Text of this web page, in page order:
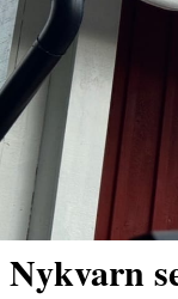
Nykvarn